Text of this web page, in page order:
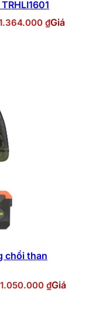
₫Giá
chổi than
1.050.000 ₫Giá